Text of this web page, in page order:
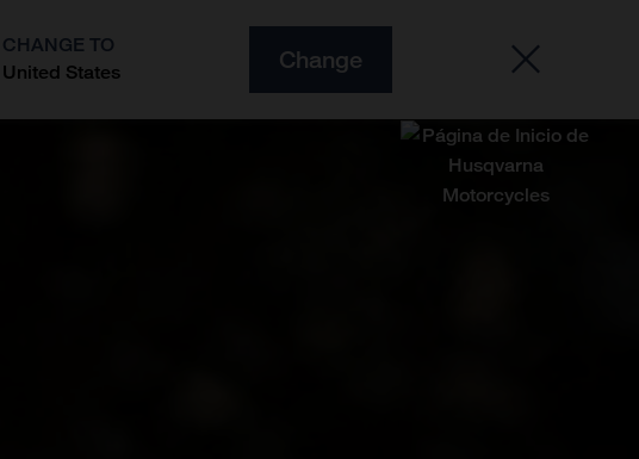
CHANGE TO
United States
Change